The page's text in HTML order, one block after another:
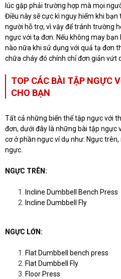
lúc gặp phải trường hợp mà mọi
Điều này sẽ cực kì nguy hiểm khi
người hỗ trợ, vì vậy để tránh trường
ngực với tạ đơn. Nếu không may
nào nữa khi sử dụng với quả tạ đơn
chữa cháy đó chính chỉ đơn giản vứt
TOP CÁC BÀI TẬP NGỰC
CHO BẠN
Tất cả những biến thể tập ngực với
đơn, dưới đây là những bài tập ngực
cơ ở phần ngực ví dụ như: Ngực
ngực.
NGỰC TRÊN:
Incline Dumbbell Bench Press
Incline Dumbbell Fly
NGỰC LỚN:
Flat Dumbbell bench press
Flat Dumbbell Fly
Floor Press